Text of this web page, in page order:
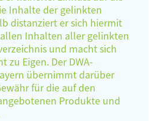
Inhalte der gelinkten
distanziert er sich hiermit
Inhalten aller gelinkten
und macht sich
zu Eigen. Der DWA-
übernimmt darüber
für die auf den
Produkte und